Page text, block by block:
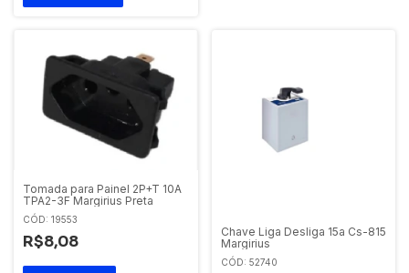
Tomada para Painel 2P+T 10A
TPA2-3F Margirius Preta
CÓD: 19553
R$8,08
Chave Liga Desliga 15a Cs-815
Margirius
CÓD: 52740